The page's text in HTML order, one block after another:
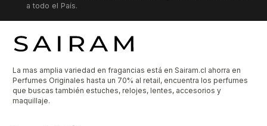
a todo el País.
La mas amplia variedad en fragancias está en Sairam.cl ahorra en
Perfumes Originales hasta un 70% al retail, encuentra los perfumes
que buscas también estuches, relojes, lentes, accesorios y
maquillaje.